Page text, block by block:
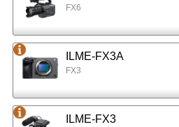
FX6
ILME-FX3A
FX3
ILME-FX3